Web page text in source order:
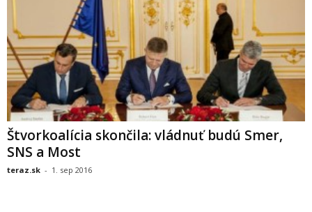
Štvorkoalícia skončila: vládnuť budú Smer,
SNS a Most
teraz.sk - 1. sep 2016